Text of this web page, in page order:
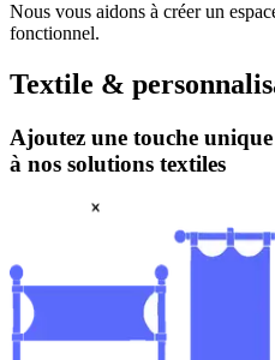
Nous vous aidons à créer un
fonctionnel.
Textile &
Ajoutez une touche
à nos solutions textiles